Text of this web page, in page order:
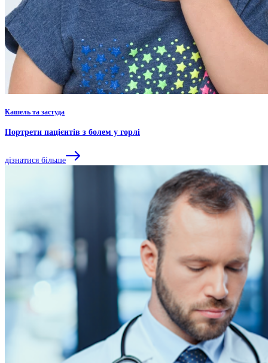
Кашель та застуда
Портрети пацієнтів з болем у горлі
дізнатися більше